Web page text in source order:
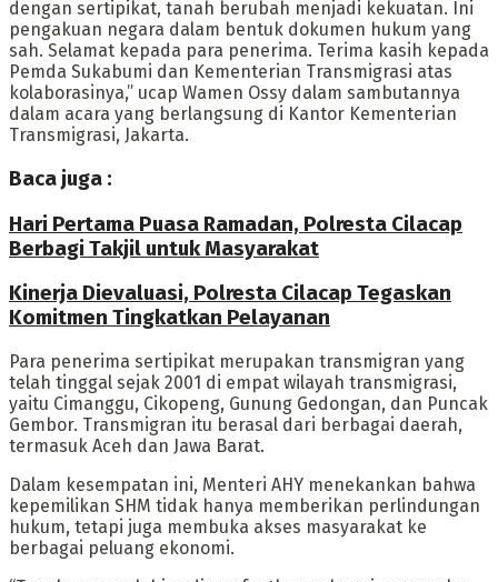
dengan sertipikat, tanah berubah menjadi kekuatan. Ini
pengakuan negara dalam bentuk dokumen hukum yang
sah. Selamat kepada para penerima. Terima kasih kepada
Pemda Sukabumi dan Kementerian Transmigrasi atas
kolaborasinya,” ucap Wamen Ossy dalam sambutannya
dalam acara yang berlangsung di Kantor Kementerian
Transmigrasi, Jakarta.
Baca juga :
Hari Pertama Puasa Ramadan, Polresta Cilacap
Berbagi Takjil untuk Masyarakat
Kinerja Dievaluasi, Polresta Cilacap Tegaskan
Komitmen Tingkatkan Pelayanan
Para penerima sertipikat merupakan transmigran yang
telah tinggal sejak 2001 di empat wilayah transmigrasi,
yaitu Cimanggu, Cikopeng, Gunung Gedongan, dan Puncak
Gembor. Transmigran itu berasal dari berbagai daerah,
termasuk Aceh dan Jawa Barat.
Dalam kesempatan ini, Menteri AHY menekankan bahwa
kepemilikan SHM tidak hanya memberikan perlindungan
hukum, tetapi juga membuka akses masyarakat ke
berbagai peluang ekonomi.